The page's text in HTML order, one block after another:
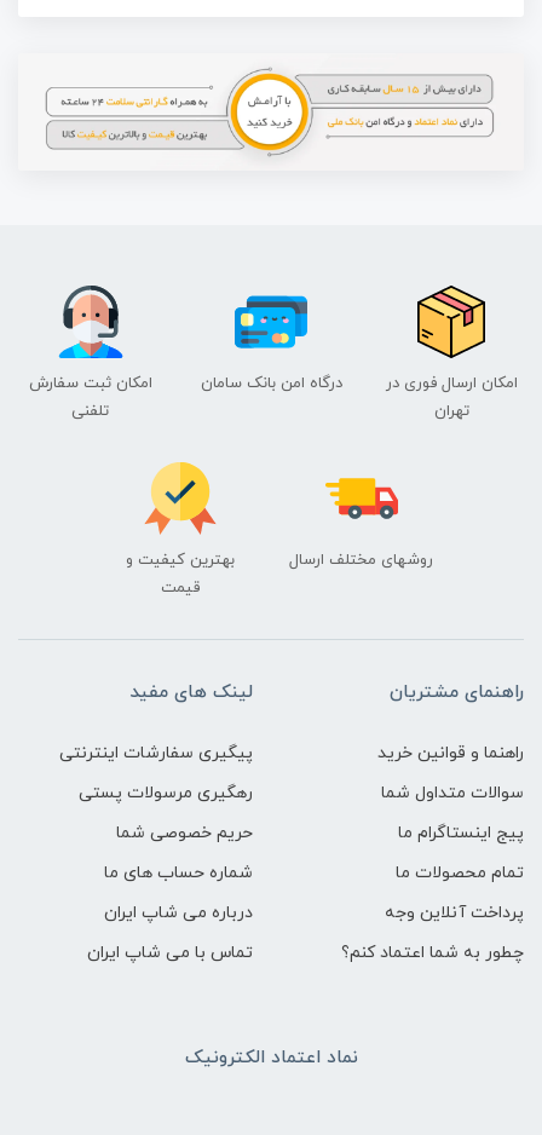
امکان ارسال فوری در
تهران
درگاه امن بانک سامان
امکان ثبت سفارش
تلفنی
روشهای مختلف ارسال
بهترین کیفیت و
قیمت
راهنمای مشتریان
راهنما و قوانین خرید
سوالات متداول شما
پیج اینستاگرام ما
تمام محصولات ما
پرداخت آنلاین وجه
چطور به شما اعتماد کنم؟
لینک های مفید
پیگیری سفارشات اینترنتی
رهگیری مرسولات پستی
حریم خصوصی شما
شماره حساب های ما
درباره می شاپ ایران
تماس با می شاپ ایران
نماد اعتماد الکترونیک